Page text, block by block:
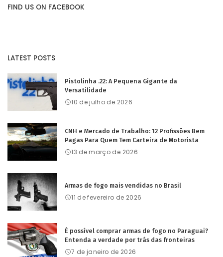
FIND US ON FACEBOOK
LATEST POSTS
Pistolinha .22: A Pequena Gigante da
Versatilidade
10 de julho de 2026
CNH e Mercado de Trabalho: 12 Profissões Bem
Pagas Para Quem Tem Carteira de Motorista
13 de março de 2026
Armas de fogo mais vendidas no Brasil
11 de fevereiro de 2026
É possível comprar armas de fogo no Paraguai?
Entenda a verdade por trás das fronteiras
7 de janeiro de 2026